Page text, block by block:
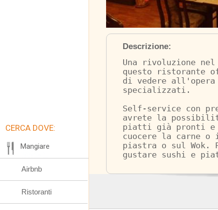
Descrizione:
Una rivoluzione
questo
di vedere
specializzati.
Self-service con
avrete la
piatti già pronti
cuocere la carne
piastra o sul Wok.
gustare sushi e
CERCA DOVE:
Mangiare
Airbnb
Ristoranti